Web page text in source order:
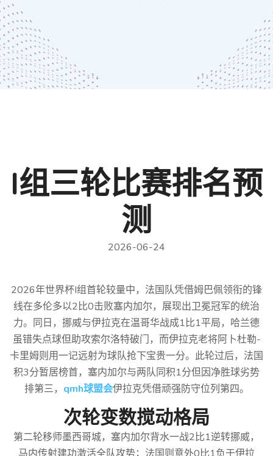
I组三轮比赛排名预
测
2026-06-24
2026年世界杯I组首轮较量中，法国队凭借姆巴佩领衔的锋
线在多伦多以2比0击败塞内加尔，展现出卫冕冠军的统治
力。同日，挪威与伊拉克在温哥华战成1比1平局，哈兰德
虽错失点球但助攻索尔洛特破门，而伊拉克老将阿卜杜勒-
卡里姆则用一记远射为球队抢下宝贵一分。此轮过后，法国
积3分暂居榜首，塞内加尔与两队同积1分但因净胜球劣势
排第三， qmh球盟会伊拉克凭借顽强防守位列第四。
次轮变数搅动格局
第二轮移师墨西哥城，塞内加尔背水一战2比1逆转挪威，